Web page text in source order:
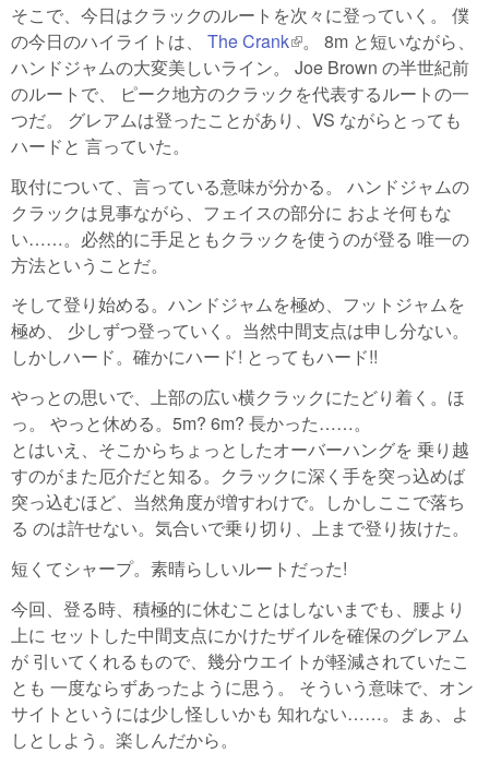
そこで、今日はクラックのルートを次々に登っていく。 僕
の今日のハイライトは、 The Crank(link is external)
。 8m と短いながら、
ハンドジャムの大変美しいライン。 Joe Brown の半世紀前
のルートで、 ピーク地方のクラックを代表するルートの一
つだ。 グレアムは登ったことがあり、VS ながらとっても
ハードと 言っていた。
取付について、言っている意味が分かる。 ハンドジャムの
クラックは見事ながら、フェイスの部分に およそ何もな
い……。必然的に手足ともクラックを使うのが登る 唯一の
方法ということだ。
そして登り始める。ハンドジャムを極め、フットジャムを
極め、 少しずつ登っていく。当然中間支点は申し分ない。
しかしハード。確かにハード! とってもハード!!
やっとの思いで、上部の広い横クラックにたどり着く。ほ
っ。 やっと休める。5m? 6m? 長かった……。
とはいえ、そこからちょっとしたオーバーハングを 乗り越
すのがまた厄介だと知る。クラックに深く手を突っ込めば
突っ込むほど、当然角度が増すわけで。しかしここで落ち
る のは許せない。気合いで乗り切り、上まで登り抜けた。
短くてシャープ。素晴らしいルートだった!
今回、登る時、積極的に休むことはしないまでも、腰より
上に セットした中間支点にかけたザイルを確保のグレアム
が 引いてくれるもので、幾分ウエイトが軽減されていたこ
とも 一度ならずあったように思う。 そういう意味で、オン
サイトというには少し怪しいかも 知れない……。まぁ、よ
しとしよう。楽しんだから。